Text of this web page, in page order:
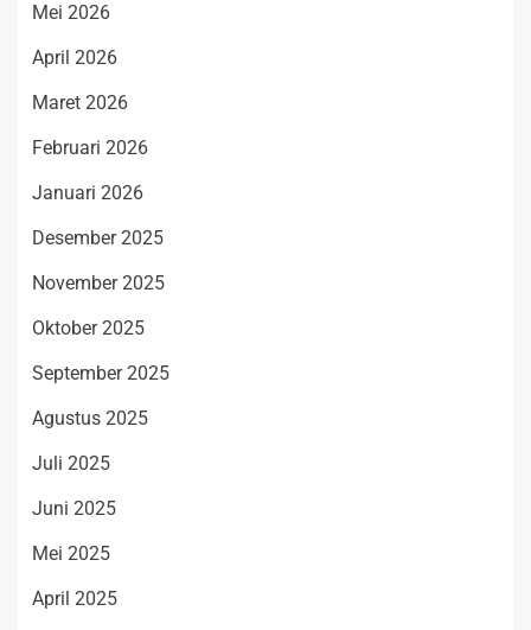
Mei 2026
April 2026
Maret 2026
Februari 2026
Januari 2026
Desember 2025
November 2025
Oktober 2025
September 2025
Agustus 2025
Juli 2025
Juni 2025
Mei 2025
April 2025